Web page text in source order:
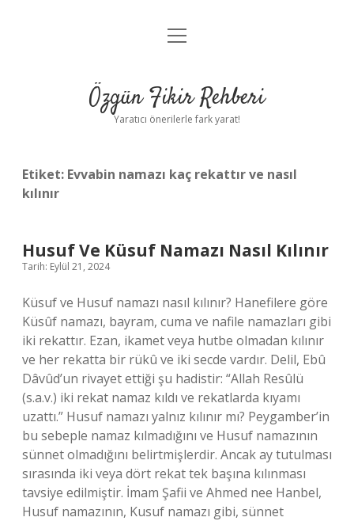
Gizlilik Politikası
Yasal Uyarı
menüyü
Özgün Fikir Rehberi
Yaratıcı önerilerle fark yarat!
Etiket: Evvabin namazı kaç rekattır ve nasıl
kılınır
Husuf Ve Küsuf Namazı Nasıl Kılınır
Tarih: Eylül 21, 2024
Küsuf ve Husuf namazı nasıl kılınır? Hanefilere göre
Küsûf namazı, bayram, cuma ve nafile namazları gibi
iki rekattır. Ezan, ikamet veya hutbe olmadan kılınır
ve her rekatta bir rükû ve iki secde vardır. Delil, Ebû
Dâvûd’un rivayet ettiği şu hadistir: “Allah Resûlü
(s.a.v.) iki rekat namaz kıldı ve rekatlarda kıyamı
uzattı.” Husuf namazı yalnız kılınır mı? Peygamber’in
bu sebeple namaz kılmadığını ve Husuf namazının
sünnet olmadığını belirtmişlerdir. Ancak ay tutulması
sırasında iki veya dört rekat tek başına kılınması
tavsiye edilmiştir. İmam Şafii ve Ahmed nee Hanbel,
Husuf namazının, Kusuf namazı gibi, sünnet